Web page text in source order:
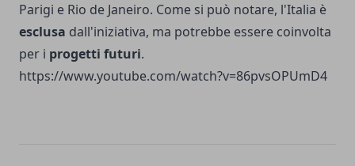
Parigi e Rio de Janeiro. Come si può notare, l'Italia è
esclusa dall'iniziativa, ma potrebbe essere coinvolta
per i progetti futuri.
https://www.youtube.com/watch?v=86pvsOPUmD4